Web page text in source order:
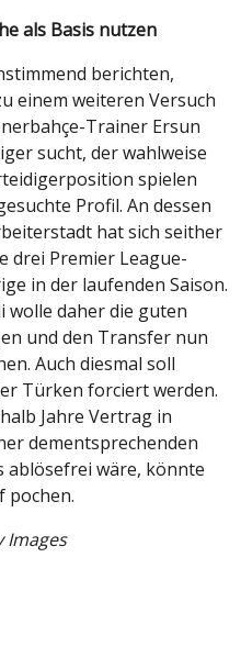
als Basis nutzen
berichten,
einem weiteren Versuch
Trainer Ersun
sucht, der wahlweise
spielen
Profil. An dessen
hat sich seither
drei Premier League-
in der laufenden Saison.
wolle daher die guten
und den Transfer nun
Auch diesmal soll
Türken forciert werden.
Jahre Vertrag in
dementsprechenden
ablösefrei wäre, könnte
pochen.
Images